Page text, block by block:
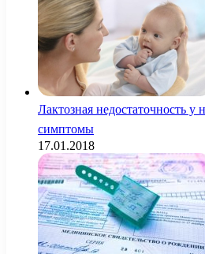
Лактозная недостаточность
симптомы
17.01.2018